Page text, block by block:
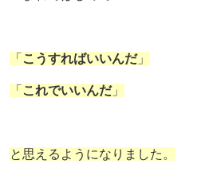
「 こうすればいいんだ」
「 これでいいんだ」
と思えるようになりました。